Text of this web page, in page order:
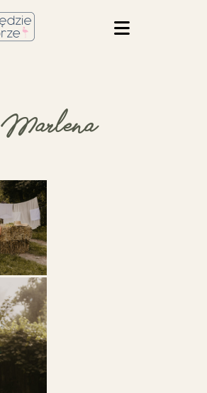
Marlena